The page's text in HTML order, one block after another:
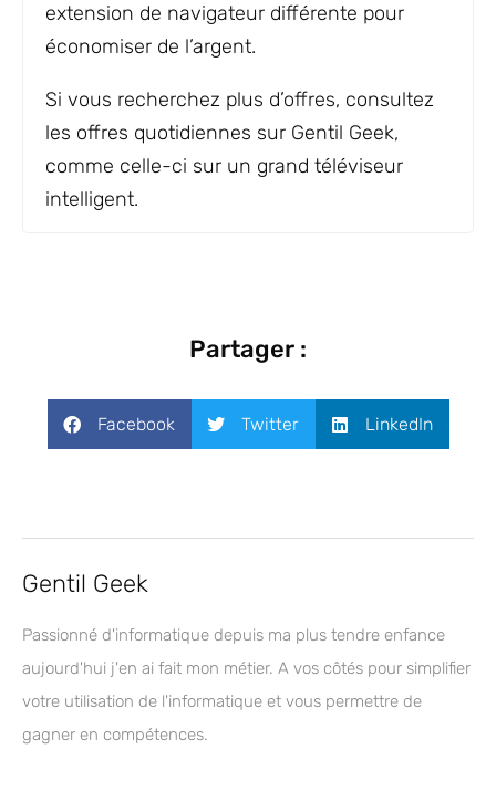
extension de navigateur différente pour
économiser de l’argent.
Si vous recherchez plus d’offres, consultez
les offres quotidiennes sur Gentil Geek,
comme celle-ci sur un grand téléviseur
intelligent.
Partager :
Facebook Twitter LinkedIn
Gentil Geek
Passionné d'informatique depuis ma plus tendre enfance
aujourd'hui j'en ai fait mon métier. A vos côtés pour simplifier
votre utilisation de l'informatique et vous permettre de
gagner en compétences.